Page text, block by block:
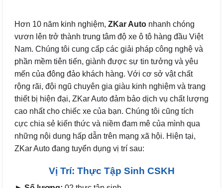
Hơn 10 năm kinh nghiệm, ZKar Auto nhanh chóng
vươn lên trở thành trung tâm độ xe ô tô hàng đầu Việt
Nam. Chúng tôi cung cấp các giải pháp công nghệ và
phần mềm tiên tiến, giành được sự tin tưởng và yêu
mến của đông đảo khách hàng. Với cơ sở vật chất
rộng rãi, đội ngũ chuyên gia giàu kinh nghiệm và trang
thiết bị hiện đại, ZKar Auto đảm bảo dịch vụ chất lượng
cao nhất cho chiếc xe của bạn. Chúng tôi cũng tích
cực chia sẻ kiến thức và niềm đam mê của mình qua
những nội dung hấp dẫn trên mạng xã hội. Hiện tại,
ZKar Auto đang tuyển dụng vị trí sau:
Vị Trí: Thực Tập Sinh CSKH